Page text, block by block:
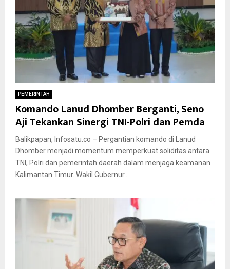
PEMERINTAH
Komando Lanud Dhomber Berganti, Seno
Aji Tekankan Sinergi TNI-Polri dan Pemda
Balikpapan, Infosatu.co – Pergantian komando di Lanud
Dhomber menjadi momentum memperkuat soliditas antara
TNI, Polri dan pemerintah daerah dalam menjaga keamanan
Kalimantan Timur. Wakil Gubernur...